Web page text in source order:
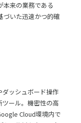
本来の業務である
づいた迅速かつ的確
ッシュボード操作
ツール。機密性の高
Cloud環境内で